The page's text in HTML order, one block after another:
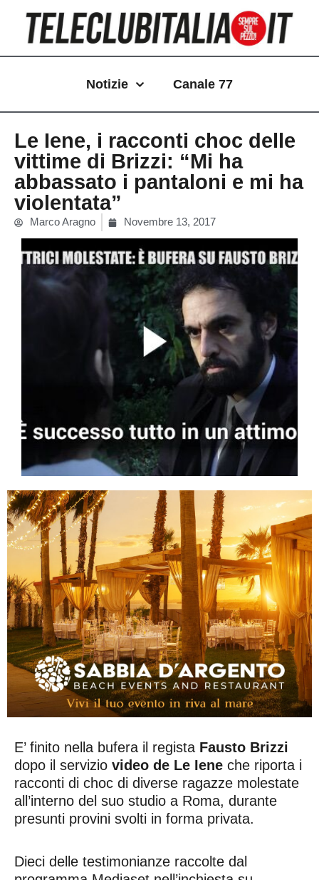
contenuto
Notizie Canale 77
Le Iene, i racconti choc delle
vittime di Brizzi: “Mi ha
abbassato i pantaloni e mi ha
violentata”
Marco Aragno Novembre 13, 2017
E’ finito nella bufera il regista Fausto Brizzi
dopo il servizio video de Le Iene che riporta i
racconti di choc di diverse ragazze molestate
all’interno del suo studio a Roma, durante
presunti provini svolti in forma privata.
Dieci delle testimonianze raccolte dal